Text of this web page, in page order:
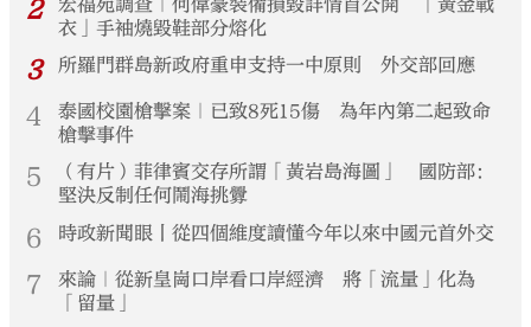
2
宏福苑調查｜何偉豪裝備損毀詳情首公開 「黃金戰
衣」手袖燒毀鞋部分熔化
3 所羅門群島新政府重申支持一中原則 外交部回應
4
泰國校園槍擊案｜已致8死15傷 為年內第二起致命
槍擊事件
5
（有片）菲律賓交存所謂「黃岩島海圖」 國防部：
堅決反制任何鬧海挑釁
6 時政新聞眼丨從四個維度讀懂今年以來中國元首外交
7
來論｜從新皇崗口岸看口岸經濟 將「流量」化為
「留量」